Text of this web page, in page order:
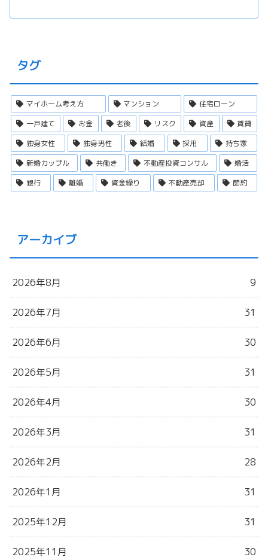
タグ
マイホーム考え方 マンション
住宅ローン
一戸建て
お金 老後 リスク 資産
賃貸
独身女性
独身男性 結婚 採用
持ち家
新婚カップル
共働き 不動産投資コンサル
婚活
銀行
離婚 資金繰り 不動産売却 節約
アーカイブ
2026年8月 9
2026年7月 31
2026年6月 30
2026年5月 31
2026年4月 30
2026年3月 31
2026年2月 28
2026年1月 31
2025年12月 31
2025年11月 30